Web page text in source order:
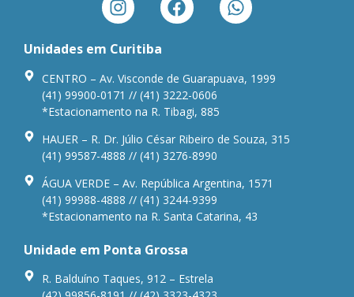
Unidades em Curitiba
CENTRO – Av. Visconde de Guarapuava, 1999
(41) 99900-0171 // (41) 3222-0606
*Estacionamento na R. Tibagi, 885
HAUER – R. Dr. Júlio César Ribeiro de Souza, 315
(41) 99587-4888 // (41) 3276-8990
ÁGUA VERDE – Av. República Argentina, 1571
(41) 99988-4888 // (41) 3244-9399
*Estacionamento na R. Santa Catarina, 43
Unidade em Ponta Grossa
R. Balduíno Taques, 912 – Estrela